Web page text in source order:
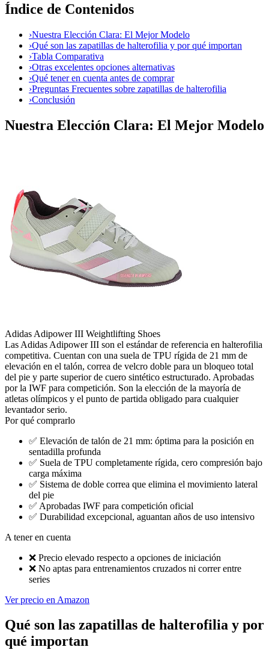
Índice de Contenidos
›Nuestra Elección Clara: El Mejor Modelo
›Qué son las zapatillas de halterofilia y por qué importan
›Tabla Comparativa
›Otras excelentes opciones alternativas
›Qué tener en cuenta antes de comprar
›Preguntas Frecuentes sobre zapatillas de halterofilia
›Conclusión
Nuestra Elección Clara: El Mejor Modelo
Adidas Adipower III Weightlifting Shoes
Las Adidas Adipower III son el estándar de referencia en halterofilia
competitiva. Cuentan con una suela de TPU rígida de 21 mm de
elevación en el talón, correa de velcro doble para un bloqueo total
del pie y parte superior de cuero sintético estructurado. Aprobadas
por la IWF para competición. Son la elección de la mayoría de
atletas olímpicos y el punto de partida obligado para cualquier
levantador serio.
Por qué comprarlo
✅ Elevación de talón de 21 mm: óptima para la posición en
sentadilla profunda
✅ Suela de TPU completamente rígida, cero compresión bajo
carga máxima
✅ Sistema de doble correa que elimina el movimiento lateral
del pie
✅ Aprobadas IWF para competición oficial
✅ Durabilidad excepcional, aguantan años de uso intensivo
A tener en cuenta
❌ Precio elevado respecto a opciones de iniciación
❌ No aptas para entrenamientos cruzados ni correr entre
series
Ver precio en Amazon
Qué son las zapatillas de halterofilia y por
qué importan